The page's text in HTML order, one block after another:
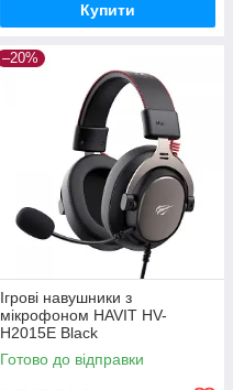
Купити
–20%
Ігрові навушники з
мікрофоном HAVIT HV-
H2015E Black
Готово до відправки